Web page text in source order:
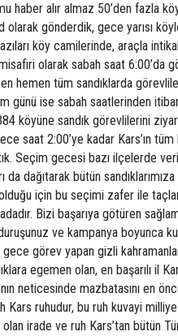
haber alır almaz 50’den fazla
olarak gönderdik, gece yarısı
köy camilerinde, araçla
olarak sabah saat 6:00’da
hemen tüm sandıklarda
günü ise sabah saatlerinden
köyüne sandık görevlilerini
saat 2:00’ye kadar Kars’ın
Seçim gecesi bazı ilçelerde
da dağıtarak bütün
için bu seçimi zafer ile
Bizi başarıya götüren
ve kampanya boyunca
gece görev yapan gizli
egemen olan, en başarılı il
neticesinde mazbatasını en
Kars ruhudur, bu ruh kuvayi
irade ve ruh Kars’tan bütün